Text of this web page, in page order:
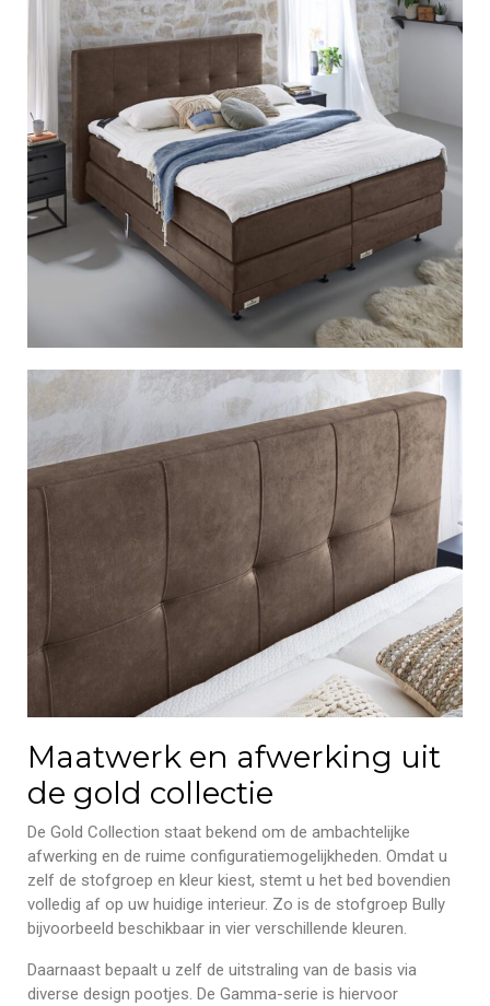
Maatwerk en afwerking uit
de gold collectie
De Gold Collection staat bekend om de ambachtelijke
afwerking en de ruime configuratiemogelijkheden. Omdat u
zelf de stofgroep en kleur kiest, stemt u het bed bovendien
volledig af op uw huidige interieur. Zo is de stofgroep Bully
bijvoorbeeld beschikbaar in vier verschillende kleuren.
Daarnaast bepaalt u zelf de uitstraling van de basis via
diverse design pootjes. De Gamma-serie is hiervoor